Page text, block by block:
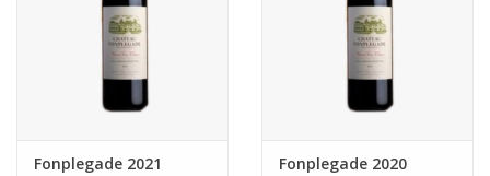
Fonplegade 2021
Fonplegade 2020